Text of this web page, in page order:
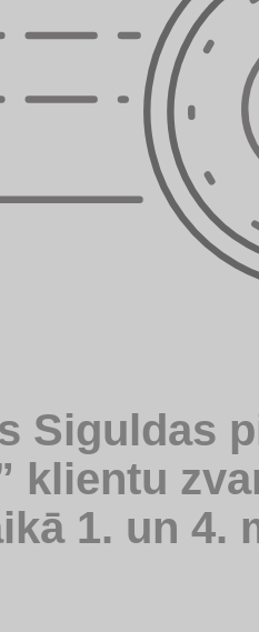
Siguldas
klientu
1. un 4.